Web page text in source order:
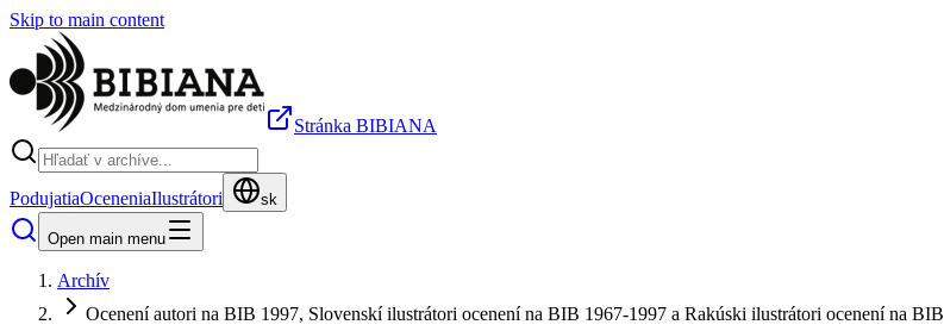
Skip to main content
Stránka BIBIANA
PodujatiaOceneniaIlustrátori sk
Open main menu
Archív
Ocenení autori na BIB 1997, Slovenskí ilustrátori ocenení na BIB 1967-1997 a Rakúski ilustrátori ocenení na BIB